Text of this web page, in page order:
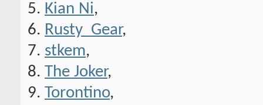
Kian Ni,
Rusty_Gear,
stkem,
The Joker,
Torontino,